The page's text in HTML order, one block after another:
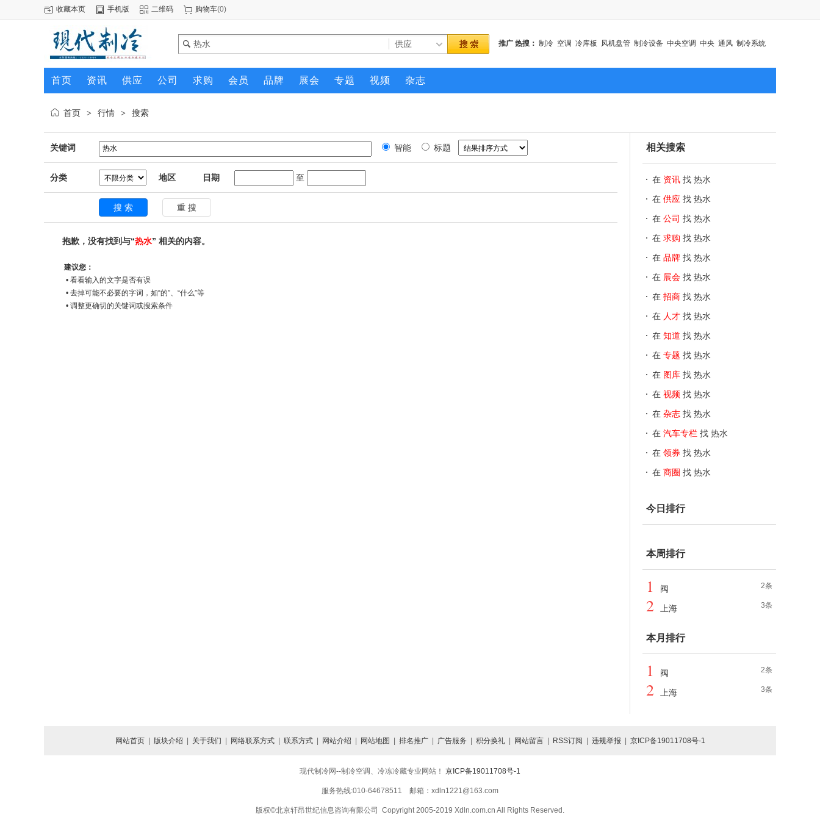
收藏本页 手机版 二维码 购物车(0)
推广 热搜： 制冷 空调 冷库板 风机盘管 制冷设备 中央空调 中央 通风 制冷系统
首页 资讯 供应 公司 求购 会员 品牌 展会 专题 视频 杂志
首页 > 行情 > 搜索
关键词 智能 标题
分类 地区 日期 至
抱歉，没有找到与“热水” 相关的内容。
建议您：
• 看看输入的文字是否有误
• 去掉可能不必要的字词，如“的”、“什么”等
• 调整更确切的关键词或搜索条件
相关搜索
在 资讯 找 热水
在 供应 找 热水
在 公司 找 热水
在 求购 找 热水
在 品牌 找 热水
在 展会 找 热水
在 招商 找 热水
在 人才 找 热水
在 知道 找 热水
在 专题 找 热水
在 图库 找 热水
在 视频 找 热水
在 杂志 找 热水
在 汽车专栏 找 热水
在 领券 找 热水
在 商圈 找 热水
今日排行
本周排行
2条
1 阀
3条
2 上海
本月排行
2条
1 阀
3条
2 上海
网站首页| 版块介绍 关于我们 网络联系方式| 联系方式| 网站介绍 网站地图 排名推广| 广告服务 积分换礼| 网站留言| RSS订阅 违规举报 京ICP备19011708号-1
现代制冷网--制冷空调、冷冻冷藏专业网站！ 京ICP备19011708号-1
服务热线:010-64678511 邮箱：xdln1221@163.com
版权©北京轩昂世纪信息咨询有限公司 Copyright 2005-2019 Xdln.com.cn All Rights Reserved.